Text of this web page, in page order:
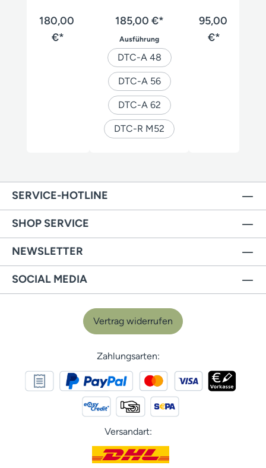
lse
180,00
€*
185,00 €*
Ausführungauswählen
DTC-A 48
DTC-A 56
DTC-A 62
DTC-R M52
Verbin
der
95,00
€*
SERVICE-HOTLINE
SHOP SERVICE
NEWSLETTER
SOCIAL MEDIA
Vertrag widerrufen
Zahlungsarten:
Versandart: